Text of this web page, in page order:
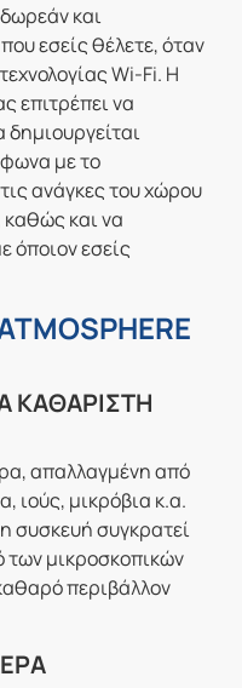
και
εσείς θέλετε, όταν
Wi-Fi. Η
επιτρέπει να
με το
ανάγκες του χώρου
καθώς και να
όποιον εσείς
ΚΑΘΑΡΙΣΤΗ
απαλλαγμένη από
ιούς, μικρόβια κ.α.
συσκευή συγκρατεί
μικροσκοπικών
περιβάλλον